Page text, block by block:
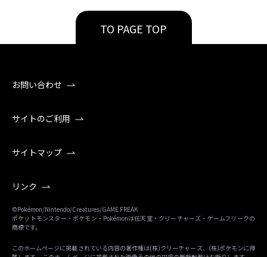
TO PAGE TOP
お問い合わせ
サイトのご利用
サイトマップ
リンク
©Pokémon/Nintendo/Creatures/GAME FREAK
ポケットモンスター・ポケモン・Pokémonは任天堂・クリーチャーズ・ゲームフリークの
商標です。
このホームページに掲載されている内容の著作権は(株)クリーチャーズ、(株)ポケモンに帰